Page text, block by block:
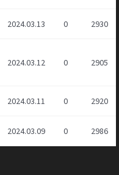
2024.03.13 0 2930
2024.03.12 0 2905
2024.03.11 0 2920
2024.03.09 0 2986